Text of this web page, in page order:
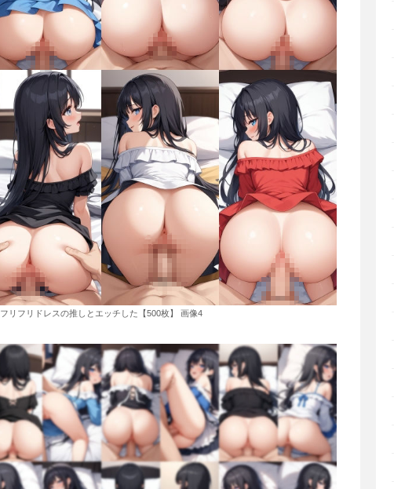
フリフリドレスの推しとエッチした【500枚】 画像4